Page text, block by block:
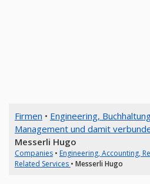
Firmen • Engineering,
Management und damit
Messerli Hugo
Companies• Engineering, Accounting,
Related Services • Messerli Hugo